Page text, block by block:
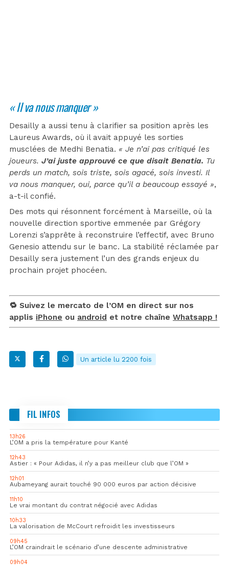
« Il va nous manquer »
Desailly a aussi tenu à clarifier sa position après les
Laureus Awards, où il avait appuyé les sorties
musclées de Medhi Benatia. « Je n’ai pas critiqué les
joueurs. J’ai juste approuvé ce que disait Benatia. Tu
perds un match, sois triste, sois agacé, sois investi. Il
va nous manquer, oui, parce qu’il a beaucoup essayé »,
a-t-il confié.
Des mots qui résonnent forcément à Marseille, où la
nouvelle direction sportive emmenée par Grégory
Lorenzi s’apprête à reconstruire l’effectif, avec Bruno
Genesio attendu sur le banc. La stabilité réclamée par
Desailly sera justement l’un des grands enjeux du
prochain projet phocéen.
🔁 Suivez le mercato de l’OM en direct sur nos
applis iPhone ou android et notre chaîne Whatsapp !
Un article lu 2200 fois
FIL INFOS
13h26
L’OM a pris la température pour Kanté
12h43
Astier : « Pour Adidas, il n’y a pas meilleur club que l’OM »
12h01
Aubameyang aurait touché 90 000 euros par action décisive
11h10
Le vrai montant du contrat négocié avec Adidas
10h33
La valorisation de McCourt refroidit les investisseurs
09h45
L’OM craindrait le scénario d’une descente administrative
09h04